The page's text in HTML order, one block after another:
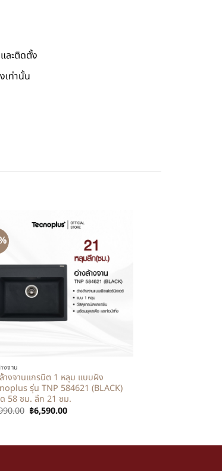
ละติดตั้ง
เท่านั้น
งจาน
างจานแกรนิต 1 หลุม แบบฝัง
รุ่น TNP 584621 (BLACK)
58 ซม. ลึก 21 ซม.
฿6,590.00